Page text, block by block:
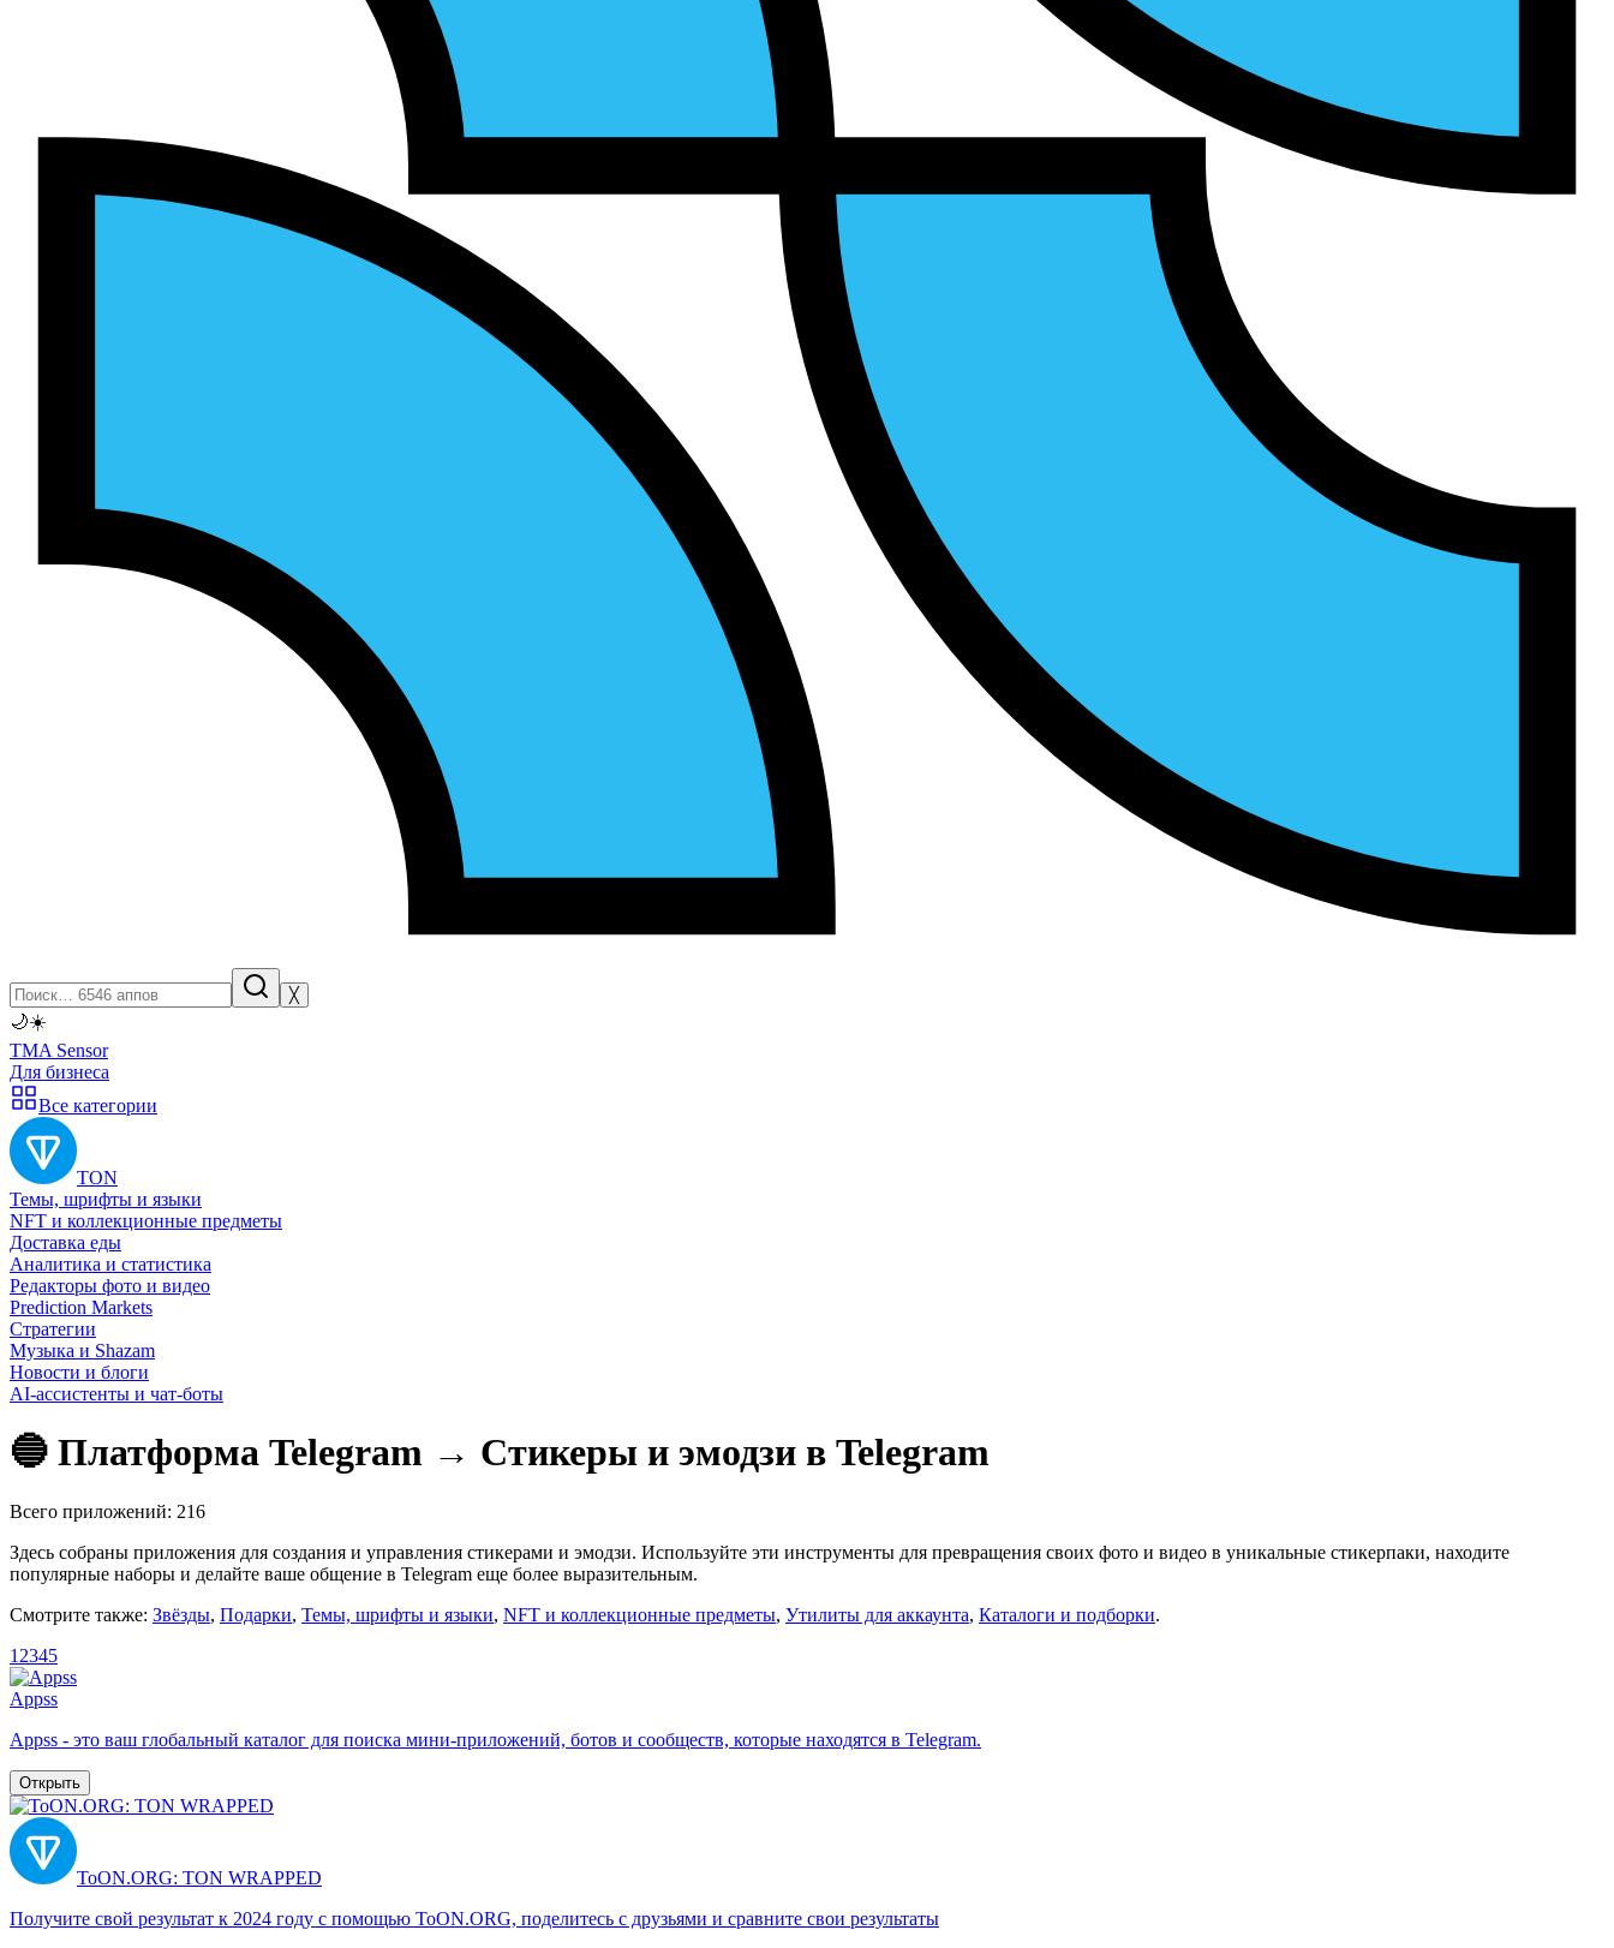
╳
🌙☀️
TMA Sensor
Для бизнеса
Все категории
TON
Темы, шрифты и языки
NFT и коллекционные предметы
Доставка еды
Аналитика и статистика
Редакторы фото и видео
Prediction Markets
Стратегии
Музыка и Shazam
Новости и блоги
AI-ассистенты и чат-боты
🔵 Платформа Telegram → Стикеры и эмодзи в Telegram
Всего приложений: 216
Здесь собраны приложения для создания и управления стикерами и эмодзи. Используйте эти инструменты для превращения своих фото и видео в уникальные стикерпаки, находите
популярные наборы и делайте ваше общение в Telegram еще более выразительным.
Смотрите также: Звёзды, Подарки, Темы, шрифты и языки, NFT и коллекционные предметы, Утилиты для аккаунта, Каталоги и подборки.
1 2345
Appss
Appss - это ваш глобальный каталог для поиска мини-приложений, ботов и сообществ, которые находятся в Telegram.
Открыть
ToON.ORG: TON WRAPPED
Получите свой результат к 2024 году с помощью ToON.ORG, поделитесь с друзьями и сравните свои результаты